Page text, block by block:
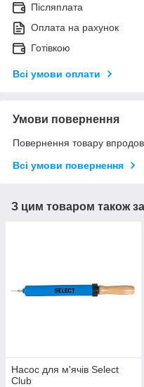
Післяплата
Оплата на рахунок
Готівкою
Всі умови оплати
Умови повернення
Повернення товару
Всі умови повернення
З цим товаром також
Насос для м'ячів Select
Club